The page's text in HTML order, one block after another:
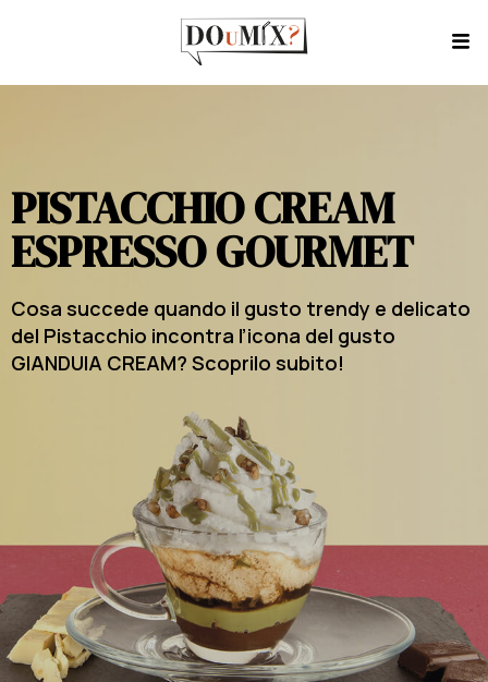
PISTACCHIO CREAM
ESPRESSO GOURMET
Cosa succede quando il gusto trendy e delicato
del Pistacchio incontra l’icona del gusto
GIANDUIA CREAM? Scoprilo subito!